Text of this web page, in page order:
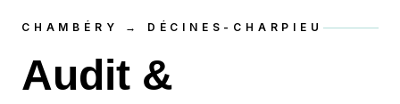
CHAMBÉRY → DÉCINES-CHARPIEU
Audit &